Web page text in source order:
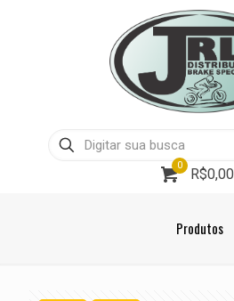
0
R$0,00
Produtos